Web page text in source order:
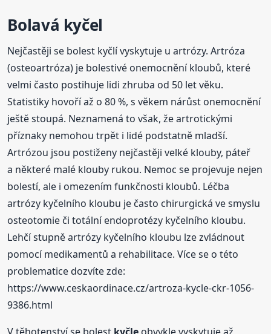
Bolavá kyčel
Nejčastěji se bolest kyčlí vyskytuje u artrózy. Artróza
(osteoartróza) je bolestivé onemocnění kloubů, které
velmi často postihuje lidi zhruba od 50 let věku.
Statistiky hovoří až o 80 %, s věkem nárůst onemocnění
ještě stoupá. Neznamená to však, že artrotickými
příznaky nemohou trpět i lidé podstatně mladší.
Artrózou jsou postiženy nejčastěji velké klouby, páteř
a některé malé klouby rukou. Nemoc se projevuje nejen
bolestí, ale i omezením funkčnosti kloubů. Léčba
artrózy kyčelního kloubu je často chirurgická ve smyslu
osteotomie či totální endoprotézy kyčelního kloubu.
Lehčí stupně artrózy kyčelního kloubu lze zvládnout
pomocí medikamentů a rehabilitace. Více se o této
problematice dozvíte zde:
https://www.ceskaordinace.cz/artroza-kycle-ckr-1056-
9386.html